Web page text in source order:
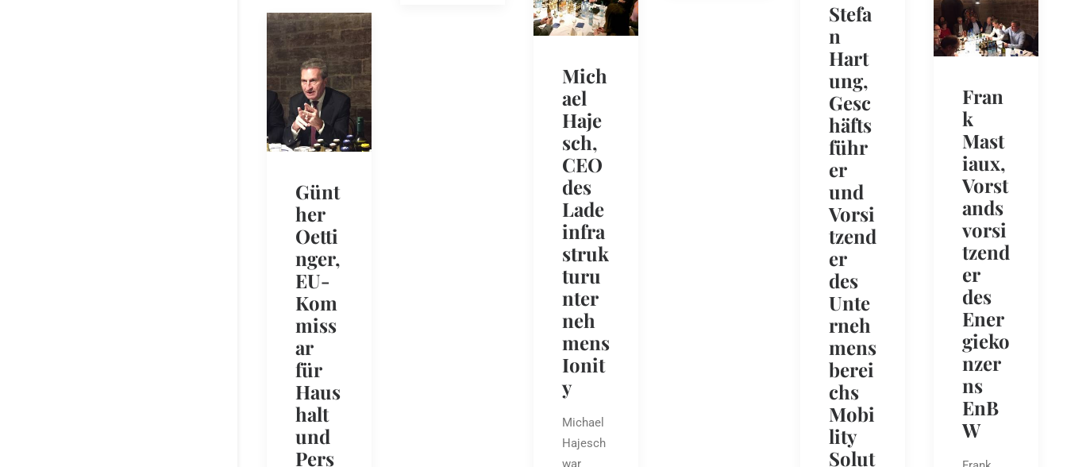
Stefa
n
Hart
ung,
Gesc
häfts
führ
er
und
Vorsi
tzend
er
des
Unte
rneh
mens
berei
chs
Mobi
lity
Solut
Mich
ael
Haje
sch,
CEO
des
Lade
infra
struk
turu
nter
neh
mens
Ionit
y
Michael
Hajesch
war
Fran
k
Mast
iaux,
Vorst
ands
vorsi
tzend
er
des
Ener
gieko
nzer
ns
EnB
W
Günt
her
Oetti
nger,
EU-
Kom
miss
ar
für
Haus
halt
und
Pers